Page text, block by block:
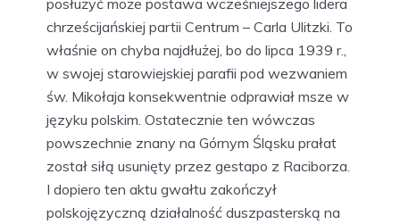
posłużyć może postawa wcześniejszego lidera
chrześcijańskiej partii Centrum – Carla Ulitzki. To
właśnie on chyba najdłużej, bo do lipca 1939 r.,
w swojej starowiejskiej parafii pod wezwaniem
św. Mikołaja konsekwentnie odprawiał msze w
języku polskim. Ostatecznie ten wówczas
powszechnie znany na Górnym Śląsku prałat
został siłą usunięty przez gestapo z Raciborza.
I dopiero ten aktu gwałtu zakończył
polskojęzyczną działalność duszpasterską na